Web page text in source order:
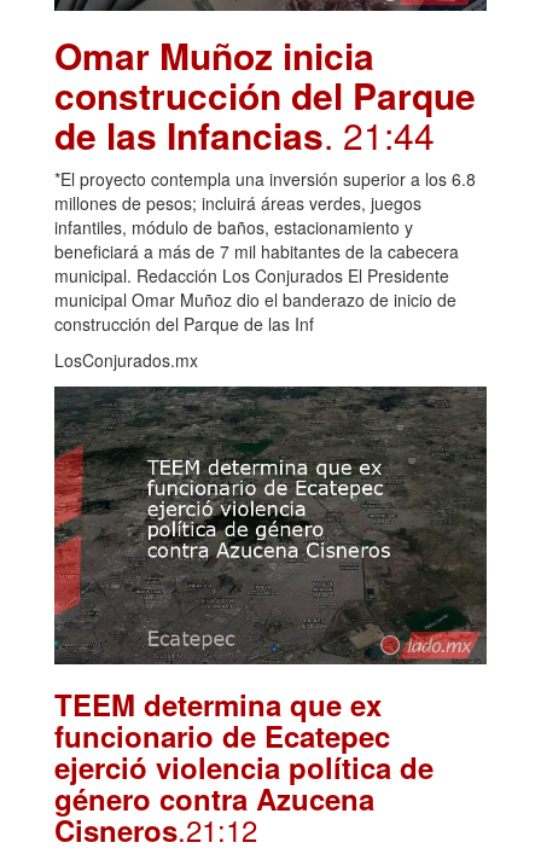
Omar Muñoz inicia
construcción del Parque
de las Infancias. 21:44
*El proyecto contempla una inversión superior a los 6.8
millones de pesos; incluirá áreas verdes, juegos
infantiles, módulo de baños, estacionamiento y
beneficiará a más de 7 mil habitantes de la cabecera
municipal. Redacción Los Conjurados El Presidente
municipal Omar Muñoz dio el banderazo de inicio de
construcción del Parque de las Inf
LosConjurados.mx
TEEM determina que ex
funcionario de Ecatepec
ejerció violencia política de
género contra Azucena
Cisneros.21:12